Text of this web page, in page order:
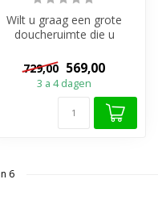
Wilt u graag een grote
doucheruimte die u
Dan is de ...
729,00 569,00
3 a 4 dagen
6